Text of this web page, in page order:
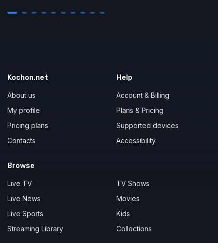
Kochon.net
About us
My profile
Pricing plans
Contacts
Browse
Live TV
Live News
Live Sports
Streaming Library
TV Shows
Movies
Kids
Collections
Help
Account & Billing
Plans & Pricing
Supported devices
Accessibility